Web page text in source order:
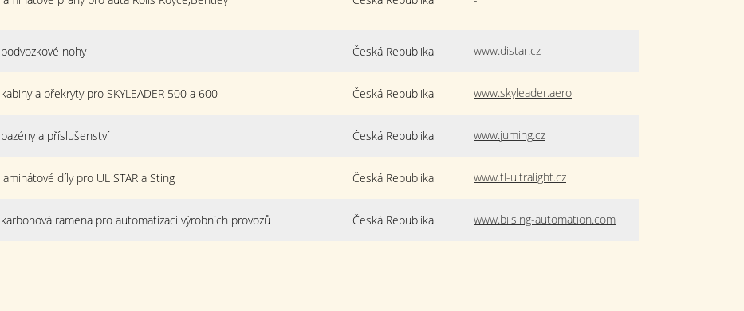
podvozkové nohy Česká Republika www.distar.cz
kabiny a překryty pro SKYLEADER 500 a 600 Česká Republika www.skyleader.aero
bazény a příslušenství Česká Republika www.juming.cz
laminátové díly pro UL STAR a Sting Česká Republika www.tl-ultralight.cz
karbonová ramena pro automatizaci výrobních provozů Česká Republika www.bilsing-automation.com